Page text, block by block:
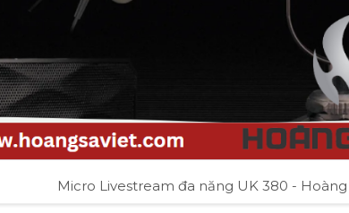
Micro Livestream đa năng UK 380 - Hoàng